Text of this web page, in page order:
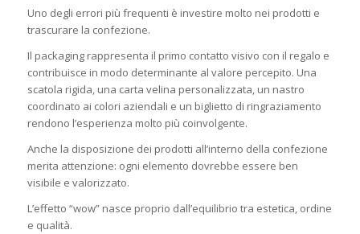
Uno degli errori più frequenti è investire molto nei prodotti e
trascurare la confezione.
Il packaging rappresenta il primo contatto visivo con il regalo e
contribuisce in modo determinante al valore percepito. Una
scatola rigida, una carta velina personalizzata, un nastro
coordinato ai colori aziendali e un biglietto di ringraziamento
rendono l’esperienza molto più coinvolgente.
Anche la disposizione dei prodotti all’interno della confezione
merita attenzione: ogni elemento dovrebbe essere ben
visibile e valorizzato.
L’effetto “wow” nasce proprio dall’equilibrio tra estetica, ordine
e qualità.